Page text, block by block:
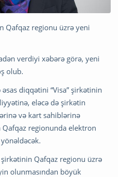
Qafqaz regionu üzrə yeni
verdiyi xəbərə görə, yeni
olub.
diqqətini “Visa” şirkətinin
eləcə də şirkətin
və kart sahiblərinə
regionunda elektron
şirkətinin Qafqaz regionu üzrə
olunmasından böyük